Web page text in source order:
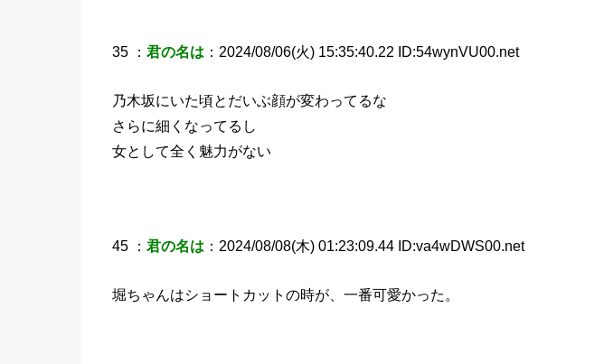
35 ： 君の名は ：2024/08/06(火) 15:35:40.22 ID:54wynVU00.net
乃木坂にいた頃とだいぶ顔が変わってるな
さらに細くなってるし
女として全く魅力がない
45 ： 君の名は ：2024/08/08(木) 01:23:09.44 ID:va4wDWS00.net
堀ちゃんはショートカットの時が、一番可愛かった。